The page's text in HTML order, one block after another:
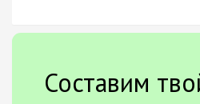
Составим